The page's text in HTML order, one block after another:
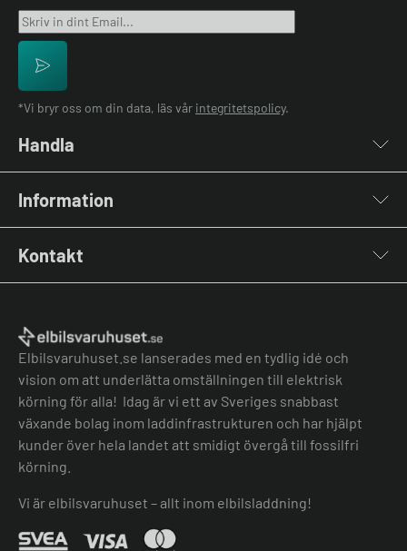
*Vi bryr oss om din data, läs vår integritetspolicy.
Handla
Laddkablar
Kabelhållare
Stolpar & Fästen
Information
Lastbalansering
Grön teknik bidrag
Jämför laddboxar
Köpvillkor
Kontakt
Elbilsvaruhuset.se lanserades med en tydlig idé och
vision om att underlätta omställningen till elektrisk
körning för alla! Idag är vi ett av Sveriges snabbast
växande bolag inom laddinfrastrukturen och har hjälpt
kunder över hela landet att smidigt övergå till fossilfri
körning.
Vi är elbilsvaruhuset – allt inom elbilsladdning!